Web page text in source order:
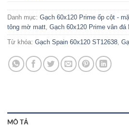
Danh mục: Gạch 60x120 Prime ốp cột -
tông mờ matt, Gạch 60x120 Prime vân đá
Từ khóa: Gạch Spain 60x120 ST12638,
MÔ TẢ